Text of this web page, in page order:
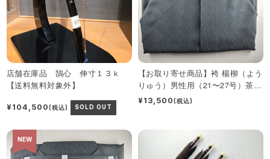
店舗在庫品 鵠心 伸寸１３ｋ
【送料無料対象外】
¥104,500(税込) SOLD OUT
【お取り寄せ商品】袴 楊柳（よう
りゅう）男性用（21〜27号）茶・
グレー
¥13,500(税込)
NEW